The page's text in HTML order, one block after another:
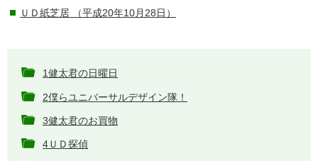
ＵＤ紙芝居 （平成20年10月28日）
1健太君の日曜日
2僕らユニバーサルデザイン隊！
3健太君のお買物
4ＵＤ探偵